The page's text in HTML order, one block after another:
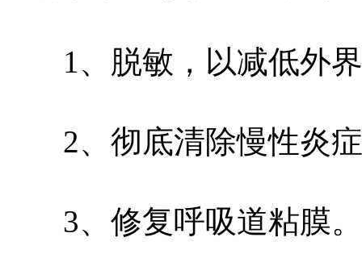
1、脱敏，以减低外界
2、彻底清除慢性炎症
3、修复呼吸道粘膜。